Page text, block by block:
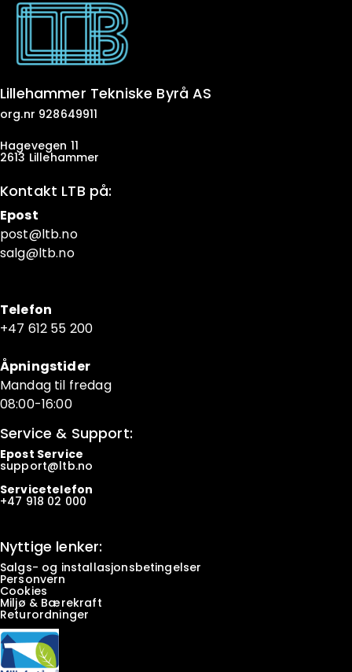
Lillehammer Tekniske Byrå AS
org.nr 928649911
Hagevegen 11
2613 Lillehammer
Kontakt LTB på:
Epost
post@ltb.no
salg@ltb.no
Telefon
+47 612 55 200
Åpningstider
Mandag til fredag
08:00-16:00
Service & Support:
Epost Service
support@ltb.no
Servicetelefon
+47 918 02 000
Nyttige lenker:
Salgs- og installasjonsbetingelser
Personvern
Cookies
Miljø & Bærekraft
Returordninger